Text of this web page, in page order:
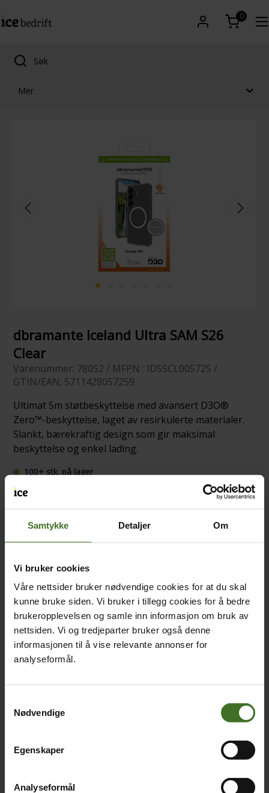
Samtykke Detaljer Om
Vi bruker cookies
Våre nettsider bruker nødvendige cookies for at du skal
kunne bruke siden. Vi bruker i tillegg cookies for å bedre
brukeropplevelsen og samle inn informasjon om bruk av
nettsiden. Vi og tredjeparter bruker også denne
informasjonen til å vise relevante annonser for
analyseformål.
Nødvendige
Egenskaper
Analyseformål
0
Mer
dbramante Iceland Ultra SAM S26
Clear
Varenummer: 78052 / MFPN : IDSSCL005725 /
GTIN/EAN: 5711428057259
Ultimat 5m støtbeskyttelse med avansert D3O®
Zero™-beskyttelse, laget av resirkulerte materialer.
Slankt, bærekraftig design som gir maksimal
beskyttelse og enkel lading.
100+ stk. på lager